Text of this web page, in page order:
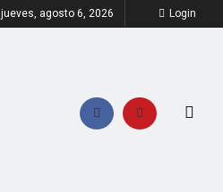
jueves, agosto 6, 2026 Login